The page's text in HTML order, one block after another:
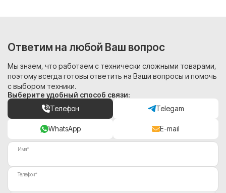
Ответим на любой Ваш вопрос
Мы знаем, что работаем с технически сложными товарами,
поэтому всегда готовы ответить на Ваши вопросы и помочь
с выбором техники.
Выберите удобный способ связи:
Телефон
Telegam
WhatsApp E-mail
Имя*
Телефон*